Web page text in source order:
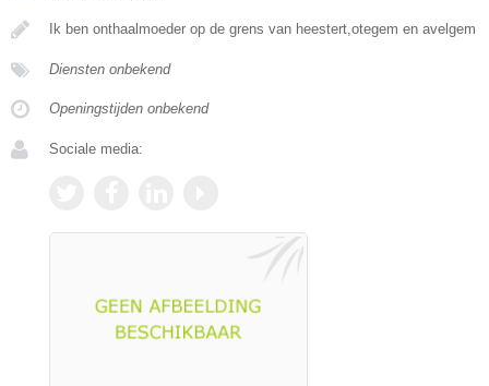
Ik ben onthaalmoeder op de grens van heestert,otegem en avelgem
Diensten onbekend
Openingstijden onbekend
Sociale media: